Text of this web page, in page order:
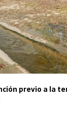
previo a la